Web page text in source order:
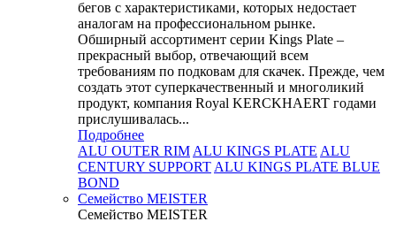
бегов с характеристиками, которых недостает
аналогам на профессиональном рынке.
Обширный ассортимент серии Kings Plate –
прекрасный выбор, отвечающий всем
требованиям по подковам для скачек. Прежде, чем
создать этот суперкачественный и многоликий
продукт, компания Royal KERCKHAERT годами
прислушивалась...
Подробнее
ALU OUTER RIMALU KINGS PLATE ALU
CENTURY SUPPORTALU KINGS PLATE BLUE
BOND
Семейство МEISTER
Семейство МEISTER